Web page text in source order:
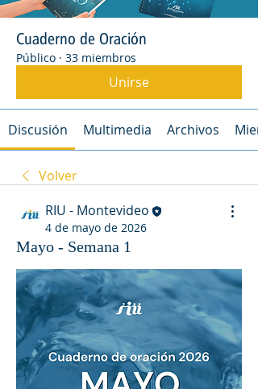
Cuaderno de Oración
Público · 33 miembros
Unirse
Discusión Multimedia Archivos
Volver
RIU - Montevideo
4 de mayo de 2026
Mayo - Semana 1